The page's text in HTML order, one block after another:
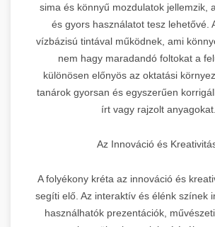
sima és könnyű mozdulatok jellemzik,
és gyors használatot tesz lehetővé.
vízbázisú tintával működnek, ami
nem hagy maradandó foltokat a
különösen előnyös az oktatási
tanárok gyorsan és egyszerűen
írt vagy rajzolt anyagokat.
Az Innováció és
A folyékony kréta az innováció és
segíti elő. Az interaktív és élénk színek
használhatók prezentációk,